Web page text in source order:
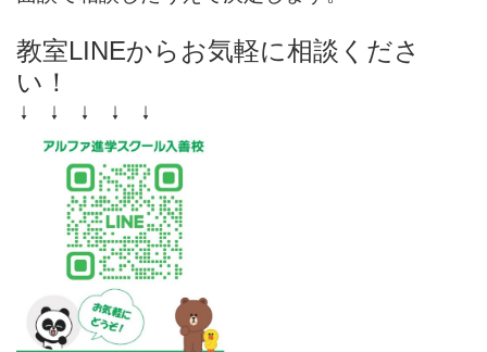
教室LINEからお気軽に相談くださ
い！
↓ ↓ ↓ ↓ ↓